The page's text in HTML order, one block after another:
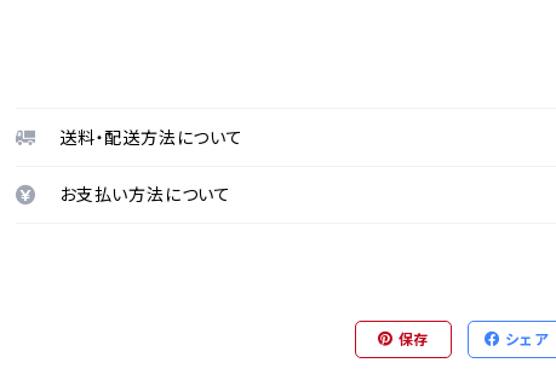
送料・配送方法について
お支払い方法について
保存 シェア